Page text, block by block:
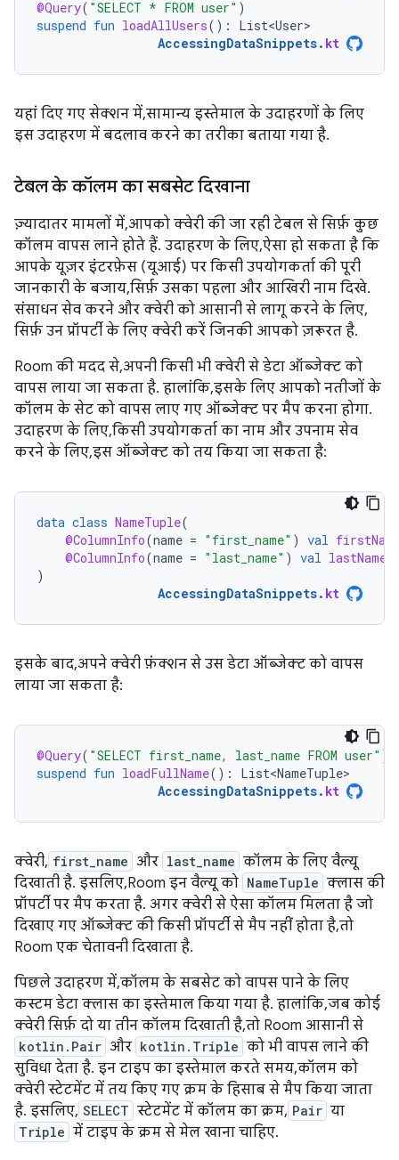
@Query( "SELECT * FROM user" )
suspend fun loadAllUsers():
List<User>
AccessingDataSnippets. kt
यहां दिए गए सेक्शन में, सामान्य इस्तेमाल के उदाहरणों के लिए
इस उदाहरण में बदलाव करने का तरीका बताया गया है.
टेबल के कॉलम का सबसेट दिखाना
ज़्यादातर मामलों में, आपको क्वेरी की जा रही टेबल से सिर्फ़ कुछ
कॉलम वापस लाने होते हैं. उदाहरण के लिए, ऐसा हो सकता है कि
आपके यूज़र इंटरफ़ेस (यूआई) पर किसी उपयोगकर्ता की पूरी
जानकारी के बजाय, सिर्फ़ उसका पहला और आखिरी नाम दिखे.
संसाधन सेव करने और क्वेरी को आसानी से लागू करने के लिए,
सिर्फ़ उन प्रॉपर्टी के लिए क्वेरी करें जिनकी आपको ज़रूरत है.
Room की मदद से, अपनी किसी भी क्वेरी से डेटा ऑब्जेक्ट को
वापस लाया जा सकता है. हालांकि, इसके लिए आपको नतीजों के
कॉलम के सेट को वापस लाए गए ऑब्जेक्ट पर मैप करना होगा.
उदाहरण के लिए, किसी उपयोगकर्ता का नाम और उपनाम सेव
करने के लिए, इस ऑब्जेक्ट को तय किया जा सकता है:
data class NameTuple(
@ColumnInfo(name = "first_name" ) val
@ColumnInfo(name = "last_name" ) val lastName
)
AccessingDataSnippets. kt
इसके बाद, अपने क्वेरी फ़ंक्शन से उस डेटा ऑब्जेक्ट को वापस
लाया जा सकता है:
@Query( "SELECT first_name, last_name FROM user" )
suspend fun loadFullName():
List<NameTuple>
AccessingDataSnippets. kt
क्वेरी, first_name और last_name कॉलम के लिए वैल्यू
दिखाती है. इसलिए, Room इन वैल्यू को NameTuple क्लास की
प्रॉपर्टी पर मैप करता है. अगर क्वेरी से ऐसा कॉलम मिलता है जो
दिखाए गए ऑब्जेक्ट की किसी प्रॉपर्टी से मैप नहीं होता है, तो
Room एक चेतावनी दिखाता है.
पिछले उदाहरण में, कॉलम के सबसेट को वापस पाने के लिए
कस्टम डेटा क्लास का इस्तेमाल किया गया है. हालांकि, जब कोई
क्वेरी सिर्फ़ दो या तीन कॉलम दिखाती है, तो Room आसानी से
kotlin.Pair और kotlin.Triple को भी वापस लाने की
सुविधा देता है. इन टाइप का इस्तेमाल करते समय, कॉलम को
क्वेरी स्टेटमेंट में तय किए गए क्रम के हिसाब से मैप किया जाता
है. इसलिए, SELECT स्टेटमेंट में कॉलम का क्रम, Pair या
Triple में टाइप के क्रम से मेल खाना चाहिए.